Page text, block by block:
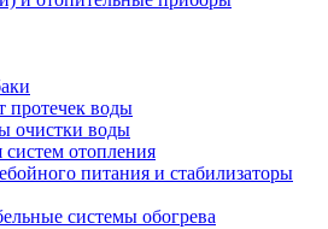
протечек воды
очистки воды
систем отопления
питания и стабилизаторы
системы обогрева